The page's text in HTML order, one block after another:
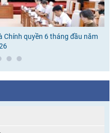
Chính quyền 6 tháng đầu năm